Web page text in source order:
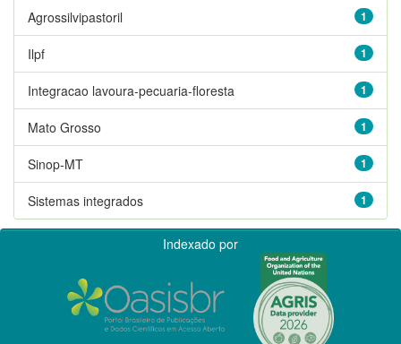
1
Agrossilvipastoril
1
Ilpf
1
Integracao lavoura-pecuaria-floresta
1
Mato Grosso
1
Sinop-MT
1
Sistemas integrados
Indexado por